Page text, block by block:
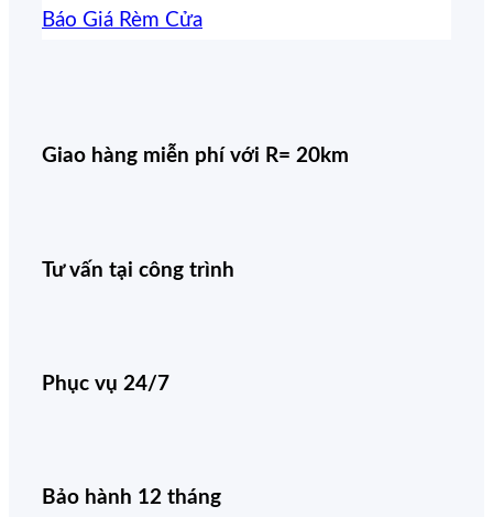
Báo Giá Rèm Cửa
Giao hàng miễn phí với R= 20km
Tư vấn tại công trình
Phục vụ 24/7
Bảo hành 12 tháng